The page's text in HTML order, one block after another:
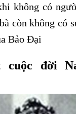
không có
còn không có
Bảo Đại
cuộc đời